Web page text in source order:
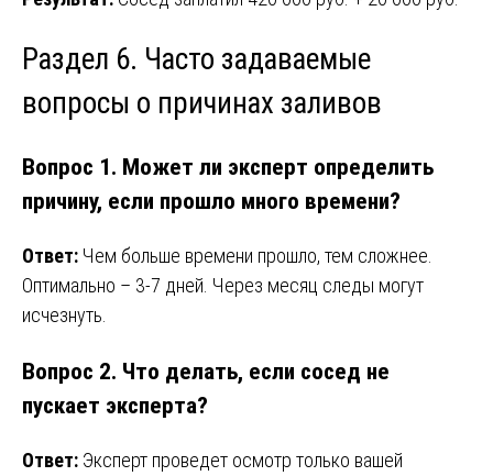
Раздел 6. Часто задаваемые
вопросы о причинах заливов
Вопрос 1. Может ли эксперт определить
причину, если прошло много времени?
Ответ: Чем больше времени прошло, тем сложнее.
Оптимально – 3-7 дней. Через месяц следы могут
исчезнуть.
Вопрос 2. Что делать, если сосед не
пускает эксперта?
Ответ: Эксперт проведет осмотр только вашей